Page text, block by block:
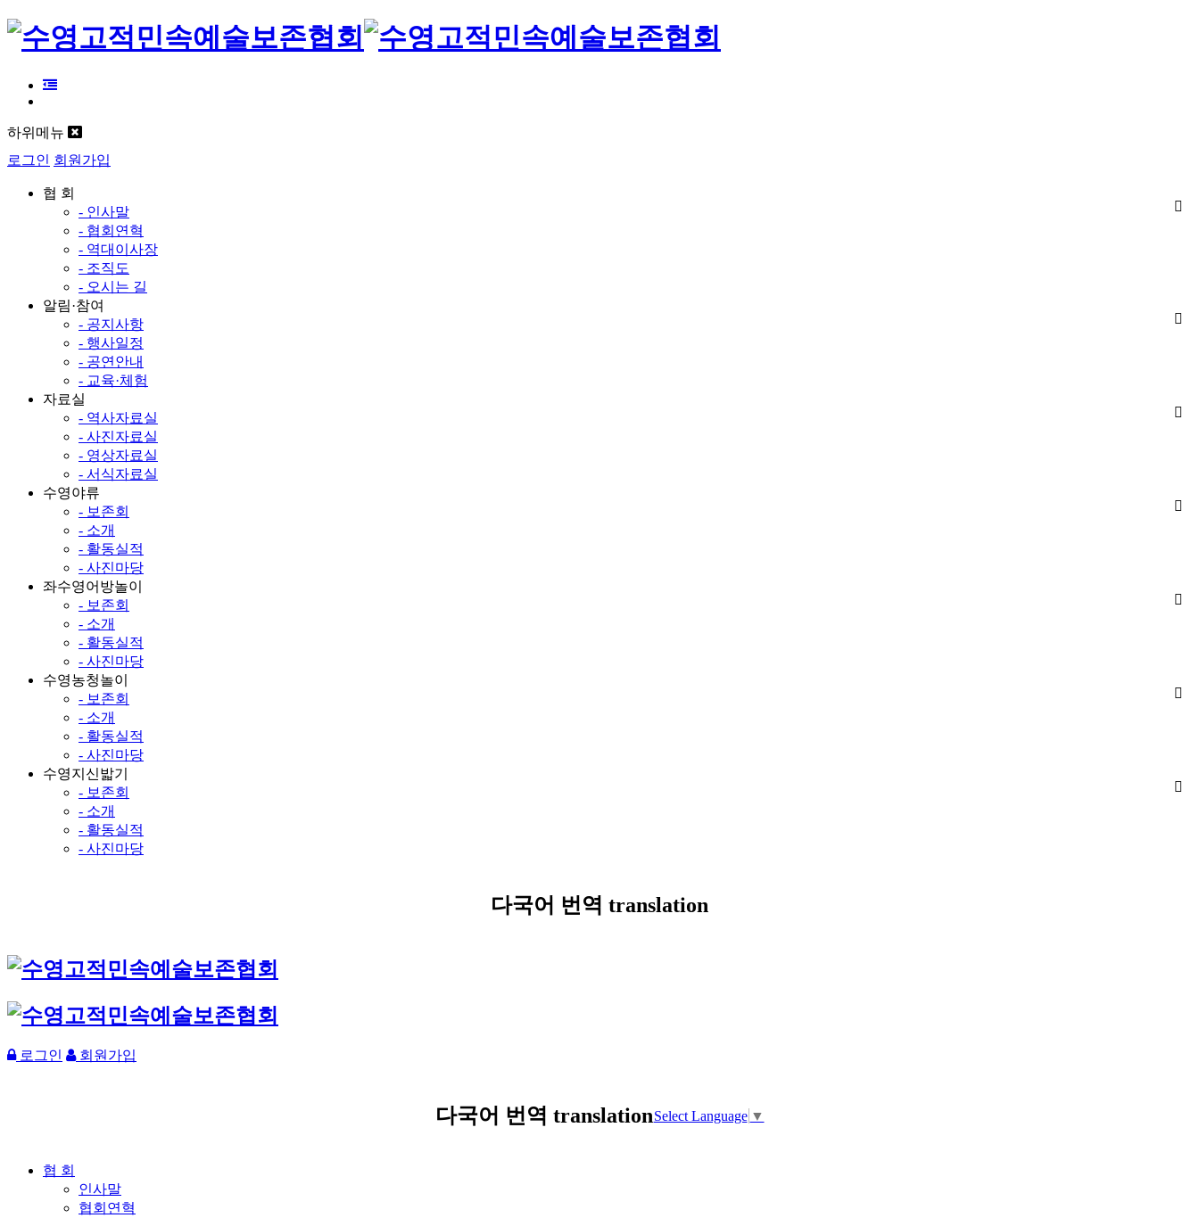
하위메뉴
로그인 회원가입
협 회
- 인사말
- 협회연혁
- 역대이사장
- 조직도
- 오시는 길
알림·참여
- 공지사항
- 행사일정
- 공연안내
- 교육·체험
자료실
- 역사자료실
- 사진자료실
- 영상자료실
- 서식자료실
수영야류
- 보존회
- 소개
- 활동실적
- 사진마당
좌수영어방놀이
- 보존회
- 소개
- 활동실적
- 사진마당
수영농청놀이
- 보존회
- 소개
- 활동실적
- 사진마당
수영지신밟기
- 보존회
- 소개
- 활동실적
- 사진마당
다국어 번역 translation
로그인 회원가입
다국어 번역 translationSelect Language ▼
협 회
인사말
협회연혁